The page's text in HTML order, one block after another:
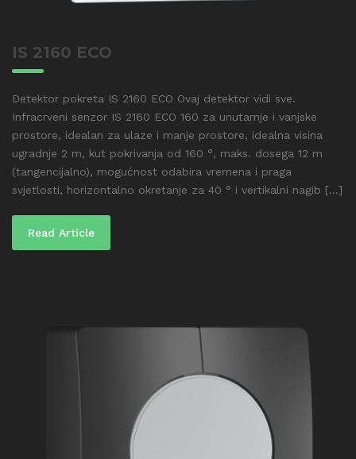
IS 2160 ECO
Detektor pokreta IS 2160 ECO Ovaj detektor vidi sve.
Infracrveni senzor IS 2160 ECO 160 za unutarnje i vanjske
prostore, idealan za ulaze i manje prostore, idealna visina
ugradnje 2 m, kut pokrivanja od 160 °, maks. dosega 12 m
(tangencijalno), mogućnost odabira vremena i praga
svjetlosti, horizontalno okretanje za 40 ° i vertikalni nagib [...]
Read Article